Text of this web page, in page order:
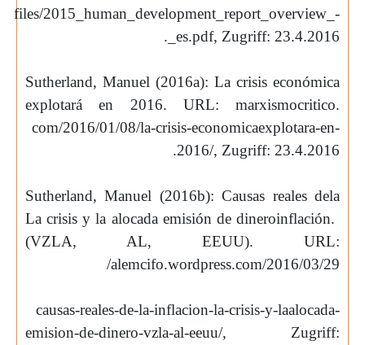
files/2015_human_development_report_overview_-
_es.pdf, Zugriff: 23.4.2016
Sutherland, Manuel (2016a): La crisis económica
explotará en 2016. URL: marxismocritico.
com/2016/01/08/la-crisis-economicaexplotara-en-
2016/, Zugriff: 23.4.2016
.
Sutherland, Manuel (2016b): Causas reales dela
inflación.
La crisis y la alocada emisión de dinero
(VZLA, AL, EEUU). URL:
alemcifo.wordpress.com/2016/03/29
/
causas-reales-de-la-inflacion-la-crisis-y-laalocada-
emision-de-dinero-vzla-al-eeuu/, Zugriff: